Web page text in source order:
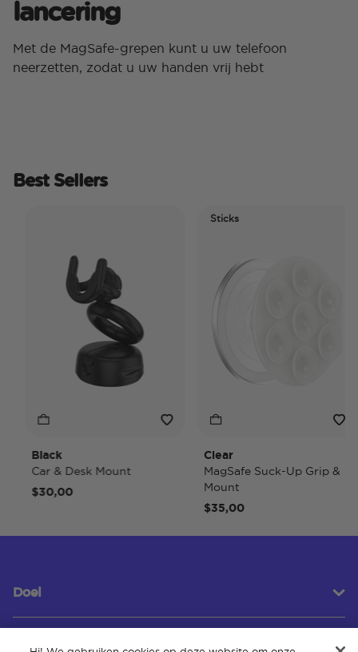
lancering
Met de MagSafe-grepen kunt u uw telefoon
neerzetten, zodat u uw handen vrij hebt
Best Sellers
Black
Car & Desk Mount
$30,00
Sticks
Clear
MagSafe Suck-Up Grip &
Mount
$35,00
Doel